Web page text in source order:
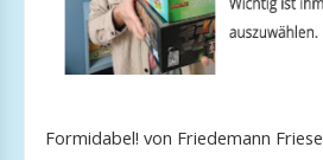
Formidabel! von Friedemann Friese